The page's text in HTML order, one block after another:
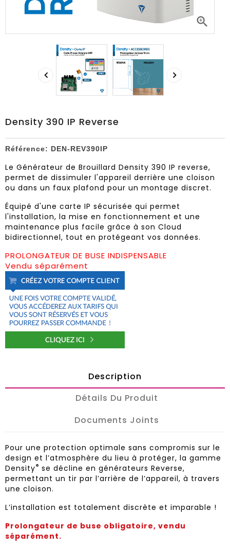

 
Density 390 IP Reverse
Référence: DEN-REV390IP
Le Générateur de Brouillard Density 390 IP reverse,
permet de dissimuler l'appareil derrière une cloison
ou dans un faux plafond pour un montage discret.
Équipé d'une carte IP sécurisée qui permet
l'installation, la mise en fonctionnement et une
maintenance plus facile grâce à son Cloud
bidirectionnel, tout en protégeant vos données.
PROLONGATEUR DE BUSE INDISPENSABLE
Vendu séparément
Description
Détails Du Produit
Documents Joints
Pour une protection optimale sans compromis sur le
design et l’atmosphère du lieu à protéger, la gamme
Density® se décline en générateurs Reverse,
permettant un tir par l’arrière de l’appareil, à travers
une cloison.
L’installation est totalement discrète et imparable !
Prolongateur de buse obligatoire, vendu
séparément.